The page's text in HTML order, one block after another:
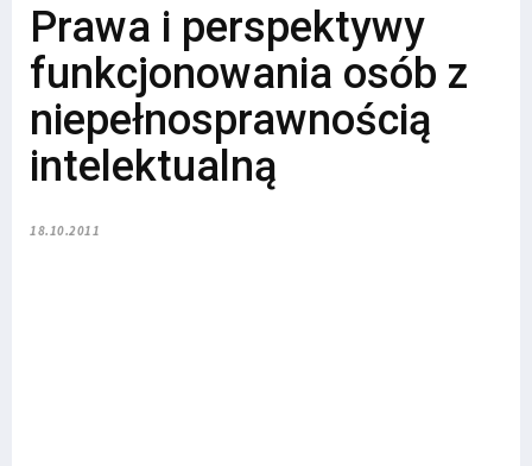
Prawa i perspektywy
funkcjonowania osób z
niepełnosprawnością
intelektualną
18.10.2011